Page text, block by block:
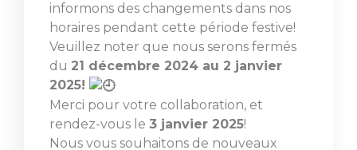
informons des changements dans nos
horaires pendant cette période festive!
Veuillez noter que nous serons fermés
du 21 décembre 2024 au 2 janvier
2025!
Merci pour votre collaboration, et
rendez-vous le 3 janvier 2025!
Nous vous souhaitons de nouveaux